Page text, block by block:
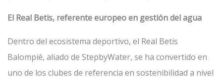
El Real Betis, referente europeo en gestión del agua
Dentro del ecosistema deportivo, el Real Betis
Balompié, aliado de StepbyWater, se ha convertido en
uno de los clubes de referencia en sostenibilidad a nivel